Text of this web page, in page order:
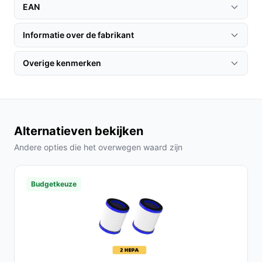
lastig bereikbare hoeken zonder te hoeven
bukken.
Filtering en zakloosontwerp: HEPA 13-filter vangt
en te legen zonder stofzakken.
schoonmaakbeurten doen, appartementen of kleinere
huizen waar 20–40 minuten accuduur praktisch is, en
gebruikers die waarde hechten aan een HEPA 13-filter
en een compacte, gemakkelijk op te bergen stofzuiger.
Als je zeer lange schoonmaaksessies hebt of grote
oppervlaktes in één keer wilt reinigen, controleer dan of
Als je een groter stofreservoir nodig hebt, let op de 0,70
EAN
Informatie over de fabrikant
Overige kenmerken
Alternatieven bekijken
Andere opties die het overwegen waard zijn
Budgetkeuze